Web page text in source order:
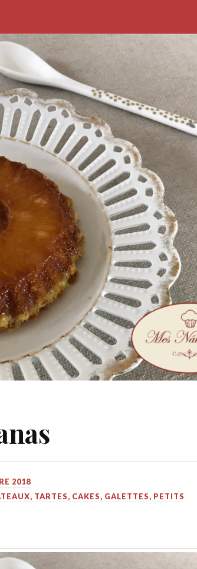
2018
TARTES, CAKES, GALETTES, PETITS